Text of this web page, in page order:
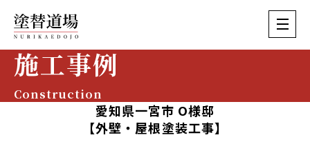
施工事例
Construction
愛知県一宮市 O様邸
【外壁・屋根塗装工事】